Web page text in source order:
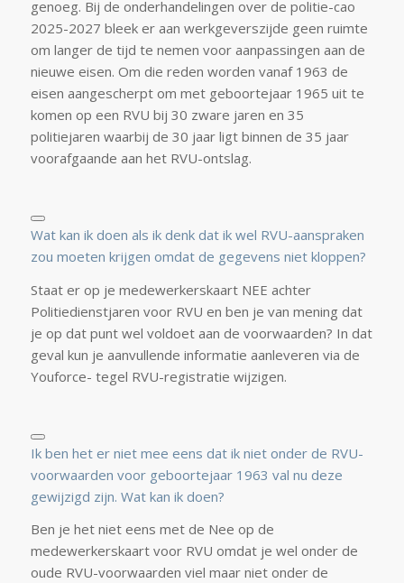
genoeg. Bij de onderhandelingen over de politie-cao
2025-2027 bleek er aan werkgeverszijde geen ruimte
om langer de tijd te nemen voor aanpassingen aan de
nieuwe eisen. Om die reden worden vanaf 1963 de
eisen aangescherpt om met geboortejaar 1965 uit te
komen op een RVU bij 30 zware jaren en 35
politiejaren waarbij de 30 jaar ligt binnen de 35 jaar
voorafgaande aan het RVU-ontslag.
Wat kan ik doen als ik denk dat ik wel RVU-aanspraken
zou moeten krijgen omdat de gegevens niet kloppen?
Staat er op je medewerkerskaart NEE achter
Politiedienstjaren voor RVU en ben je van mening dat
je op dat punt wel voldoet aan de voorwaarden? In dat
geval kun je aanvullende informatie aanleveren via de
Youforce- tegel RVU-registratie wijzigen.
Ik ben het er niet mee eens dat ik niet onder de RVU-
voorwaarden voor geboortejaar 1963 val nu deze
gewijzigd zijn. Wat kan ik doen?
Ben je het niet eens met de Nee op de
medewerkerskaart voor RVU omdat je wel onder de
oude RVU-voorwaarden viel maar niet onder de